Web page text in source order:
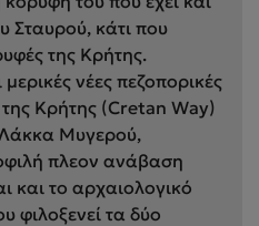
Σταυρού, κάτι που
της Κρήτης.
νέες πεζοπορικές
Κρήτης (Cretan Way)
Λάκκα Μυγερού,
πλεον ανάβαση
και το αρχαιολογικό
φιλοξενεί τα δύο